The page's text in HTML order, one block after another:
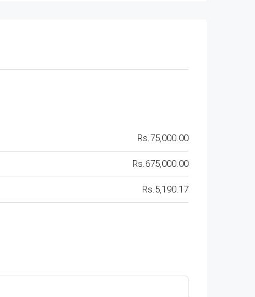
Rs.75,000.00
Rs.675,000.00
Rs.5,190.17